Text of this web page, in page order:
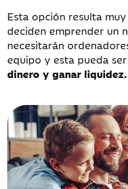
Esta opción resulta
deciden emprender un
necesitarán
equipo y esta pueda
dinero y ganar liquidez.